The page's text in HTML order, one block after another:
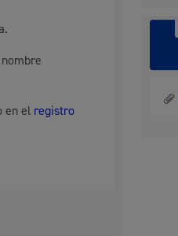
y empleo
en el registro